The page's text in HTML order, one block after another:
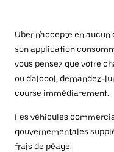
Uber n'accepte en
son application
vous pensez que votre
ou d'alcool, demandez-
course immédiatement.
Les véhicules
gouvernementales
frais de péage.